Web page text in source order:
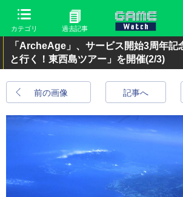
カテゴリ 過去記事
「ArcheAge」、サービス開始3周年記
と行く！東西島ツアー」を開催(2/3)
前の画像 記事へ